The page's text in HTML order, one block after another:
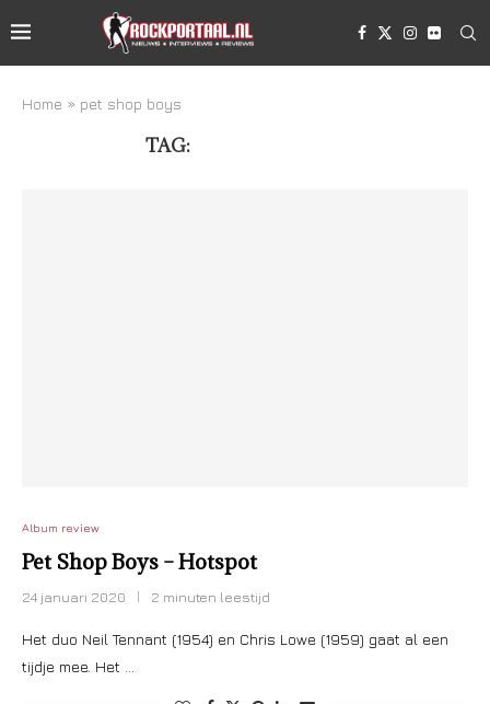
Home » pet shop boys
TAG:
Album review
Pet Shop Boys – Hotspot
24 januari 2020 2 minuten leestijd
Het duo Neil Tennant (1954) en Chris Lowe (1959) gaat al een
tijdje mee. Het …